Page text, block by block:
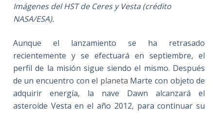
Imágenes del HST de Ceres y Vesta (crédito
NASA/ESA).
Aunque el lanzamiento se ha retrasado
recientemente y se efectuará en septiembre, el
perfil de la misión sigue siendo el mismo. Después
de un encuentro con el planeta Marte con objeto de
adquirir energía, la nave Dawn alcanzará el
asteroide Vesta en el año 2012, para continuar su